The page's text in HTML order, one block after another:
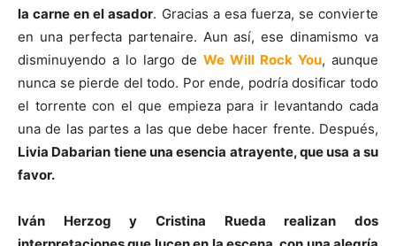
la carne en el asador. Gracias a esa fuerza, se convierte
en una perfecta partenaire. Aun así, ese dinamismo va
disminuyendo a lo largo de We Will Rock You, aunque
nunca se pierde del todo. Por ende, podría dosificar todo
el torrente con el que empieza para ir levantando cada
una de las partes a las que debe hacer frente. Después,
Livia Dabarian tiene una esencia atrayente, que usa a su
favor.
Iván Herzog y Cristina Rueda realizan dos